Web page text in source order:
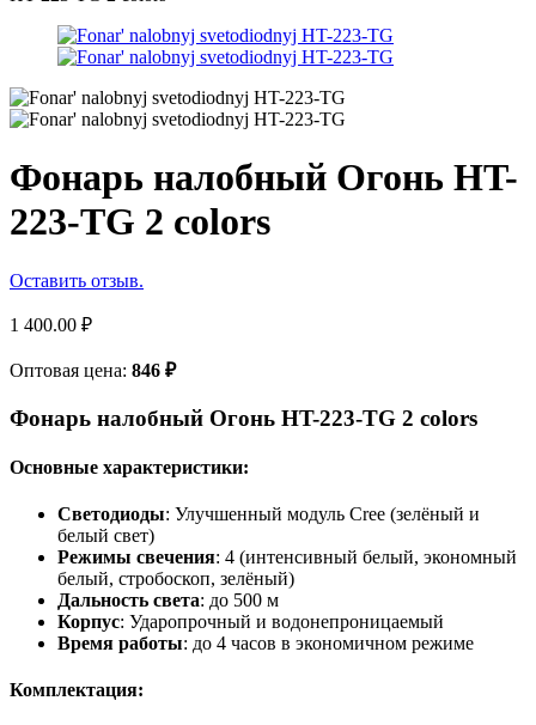
Фонарь налобный Огонь HT-
223-TG 2 colors
Оставить отзыв.
1 400.00 ₽
Оптовая цена: 846 ₽
Фонарь налобный Огонь HT-223-TG 2 colors
Основные характеристики:
Светодиоды: Улучшенный модуль Cree (зелёный и
белый свет)
Режимы свечения: 4 (интенсивный белый, экономный
белый, стробоскоп, зелёный)
Дальность света: до 500 м
Корпус: Ударопрочный и водонепроницаемый
Время работы: до 4 часов в экономичном режиме
Комплектация: